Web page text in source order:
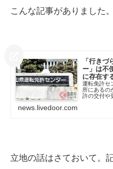
こんな記事がありました。
「行き
ー」は不
に存在す
運転免許セ
所にあるの
許の交付や
news.livedoor.com
立地の話はさておいて。